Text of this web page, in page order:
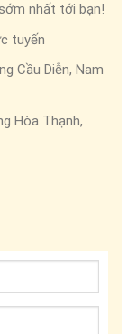
nhất tới bạn!
tuyến
Cầu Diễn, Nam
Hòa Thạnh,